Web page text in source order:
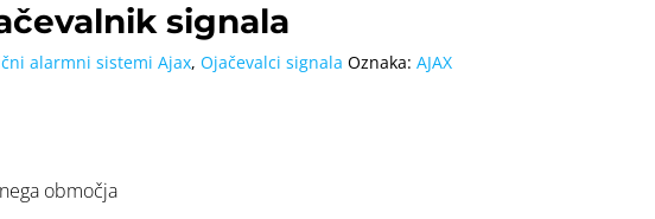
signala
območja
alarmni sistemi Ajax, Ojačevalci signala Oznaka: AJAX